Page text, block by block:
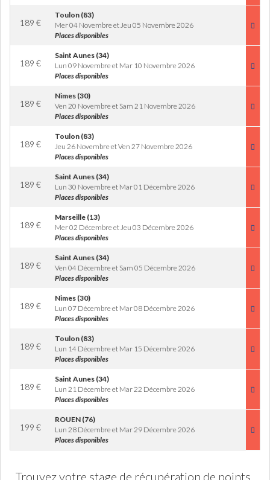
189 €
Toulon (83)
Mer 04 Novembre et Jeu 05 Novembre 2026
Places disponibles
189 €
Saint Aunes (34)
Lun 09 Novembre et Mar 10 Novembre 2026
Places disponibles
189 €
Nimes (30)
Ven 20 Novembre et Sam 21 Novembre 2026
Places disponibles
189 €
Toulon (83)
Jeu 26 Novembre et Ven 27 Novembre 2026
Places disponibles
189 €
Saint Aunes (34)
Lun 30 Novembre et Mar 01 Décembre 2026
Places disponibles
189 €
Marseille (13)
Mer 02 Décembre et Jeu 03 Décembre 2026
Places disponibles
189 €
Saint Aunes (34)
Ven 04 Décembre et Sam 05 Décembre 2026
Places disponibles
189 €
Nimes (30)
Lun 07 Décembre et Mar 08 Décembre 2026
Places disponibles
189 €
Toulon (83)
Lun 14 Décembre et Mar 15 Décembre 2026
Places disponibles
189 €
Saint Aunes (34)
Lun 21 Décembre et Mar 22 Décembre 2026
Places disponibles
199 €
ROUEN (76)
Lun 28 Décembre et Mar 29 Décembre 2026
Places disponibles
Trouvez votre stage de récupération de points